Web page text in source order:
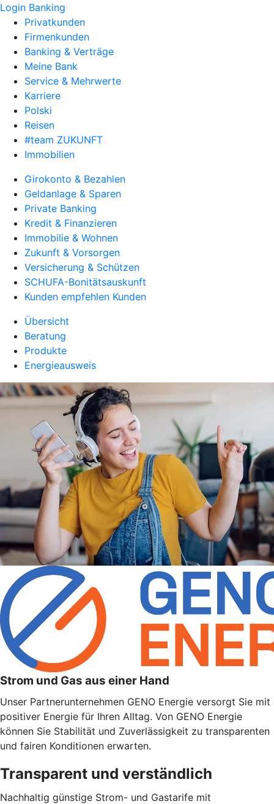
Login Banking
Privatkunden
Firmenkunden
Banking & Verträge
Meine Bank
Service & Mehrwerte
Karriere
Polski
Reisen
#team ZUKUNFT
Immobilien
Girokonto & Bezahlen
Geldanlage & Sparen
Private Banking
Kredit & Finanzieren
Immobilie & Wohnen
Zukunft & Vorsorgen
Versicherung & Schützen
SCHUFA-Bonitätsauskunft
Kunden empfehlen Kunden
Übersicht
Beratung
Produkte
Energieausweis
Strom und Gas aus einer Hand
Unser Partnerunternehmen GENO Energie versorgt Sie mit
positiver Energie für Ihren Alltag. Von GENO Energie
können Sie Stabilität und Zuverlässigkeit zu transparenten
und fairen Konditionen erwarten.
Transparent und verständlich
Nachhaltig günstige Strom- und Gastarife mit